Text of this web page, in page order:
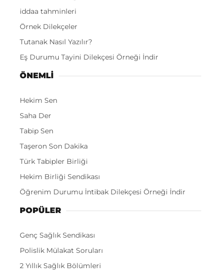
iddaa tahminleri
Örnek Dilekçeler
Tutanak Nasıl Yazılır?
Eş Durumu Tayini Dilekçesi Örneği İndir
ÖNEMLI
Hekim Sen
Saha Der
Tabip Sen
Taşeron Son Dakika
Türk Tabipler Birliği
Hekim Birliği Sendikası
Öğrenim Durumu İntibak Dilekçesi Örneği İndir
POPÜLER
Genç Sağlık Sendikası
Polislik Mülakat Soruları
2 Yıllık Sağlık Bölümleri